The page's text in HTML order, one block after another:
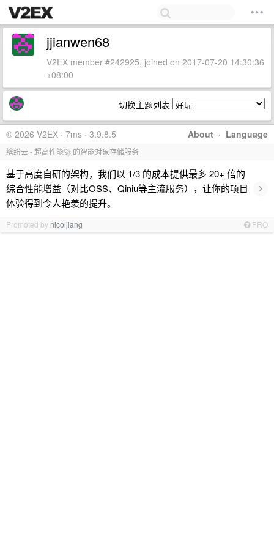
jjianwen68
V2EX member #242925, joined on 2017-07-20 14:30:36
+08:00
切换主题列表
About · Language
© 2026 V2EX · 7ms · 3.9.8.5
缤纷云 - 超高性能🚀 的智能对象存储服务
基于高度自研的架构，我们以 1/3 的成本提供最多 20+ 倍的
综合性能增益（对比OSS、Qiniu等主流服务），让你的项目
体验得到令人艳羡的提升。
›
Promoted by nicoljiang PRO